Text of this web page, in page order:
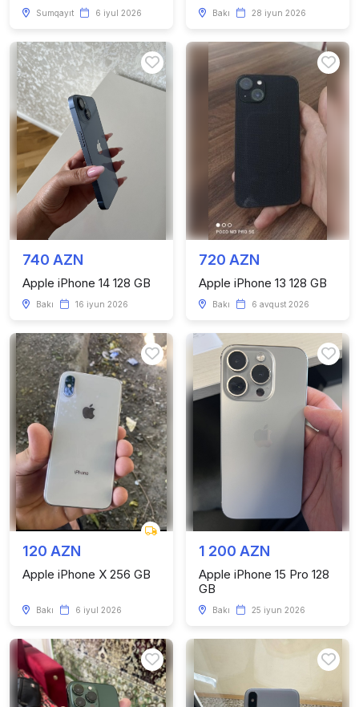
Sumqayıt 6 iyul 2026 Bakı 28 iyun 2026
740 AZN
Apple iPhone 14 128 GB
Bakı 16 iyun 2026
720 AZN
Apple iPhone 13 128 GB
Bakı 6 avqust 2026
120 AZN
Apple iPhone X 256 GB
Bakı 6 iyul 2026
1 200 AZN
Apple iPhone 15 Pro 128
GB
Bakı 25 iyun 2026